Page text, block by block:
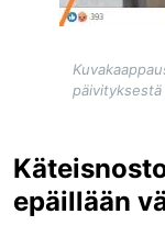
epäillään